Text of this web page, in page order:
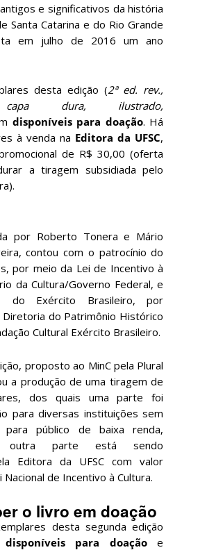
e significativos da história
Santa Catarina e do Rio Grande
em julho de 2016 um ano
desta edição (2ª ed. rev.,
dura, ilustrado,
disponíveis para doação. Há
à venda na Editora da UFSC,
de R$ 30,00 (oferta
a tiragem subsidiada pelo
por Roberto Tonera e Mário
contou com o patrocínio do
por meio da Lei de Incentivo à
da Cultura/Governo Federal, e
do Exército Brasileiro, por
do Patrimônio Histórico
Cultural Exército Brasileiro.
proposto ao MinC pela Plural
a produção de uma tiragem de
dos quais uma parte foi
para diversas instituições sem
público de baixa renda,
outra parte está sendo
Editora da UFSC com valor
de Incentivo à Cultura.
o livro em doação
desta segunda edição
disponíveis para doaçãoe